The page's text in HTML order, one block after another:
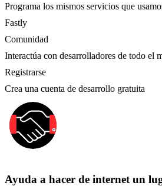
Programa los mismos servicios que
Fastly
Comunidad
Interactúa con desarrolladores de todo el
Registrarse
Crea una cuenta de desarrollo gratuita
Ayuda a hacer de internet un